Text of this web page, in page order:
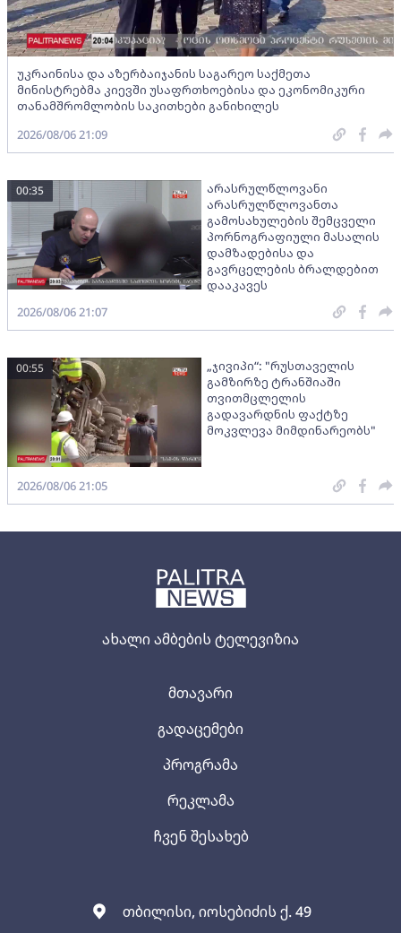
ახალი ამბების ტელევიზია
თბილისი, იოსებიძის ქ. 49
მთავარი
გადაცემები
პროგრამა
რეკლამა
ჩვენ შესახებ
უკრაინისა და აზერბაიჯანის საგარეო საქმეთა
მინისტრებმა კიევში უსაფრთხოებისა და ეკონომიკური
თანამშრომლობის საკითხები განიხილეს
2026/08/06 21:09
არასრულწლოვანი
არასრულწლოვანთა
გამოსახულების შემცველი
პორნოგრაფიული მასალის
დამზადებისა და
გავრცელების ბრალდებით
დააკავეს
00:35
2026/08/06 21:07
„ჯივიპი“: "რუსთაველის
გამზირზე ტრანშიაში
თვითმცლელის
გადავარდნის ფაქტზე
მოკვლევა მიმდინარეობს"
00:55
2026/08/06 21:05